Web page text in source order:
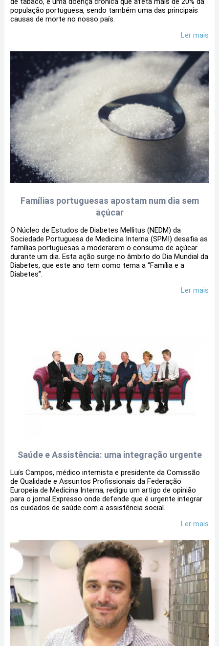
população portuguesa, sendo também uma das principais
causas de morte no nosso país.
Ler mais
Famílias portuguesas apostam num dia sem
açúcar
O Núcleo de Estudos de Diabetes Mellitus (NEDM) da
Sociedade Portuguesa de Medicina Interna (SPMI) desafia as
famílias portuguesas a moderarem o consumo de açúcar
durante um dia. Esta ação surge no âmbito do Dia Mundial da
Diabetes, que este ano tem como tema a “Família e a
Diabetes”.
Ler mais
Saúde e Assistência: uma integração urgente
Luís Campos, médico internista e presidente da Comissão
de Qualidade e Assuntos Profissionais da Federação
Europeia de Medicina Interna, redigiu um artigo de opinião
para o jornal Expresso onde defende que é urgente integrar
os cuidados de saúde com a assistência social.
Ler mais